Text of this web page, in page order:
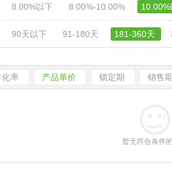
8.00%以下 8.00%-10.00%
90天以下 91-180天 181-360天
率 产品单价 锁定期 销售
暂无符合条件